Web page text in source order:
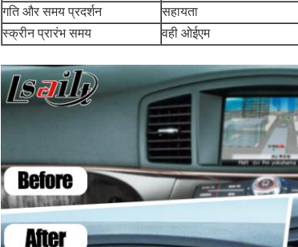
गति और समय प्रदर्शन
सहायता
स्क्रीन प्रारंभ समय
वही ओईएम